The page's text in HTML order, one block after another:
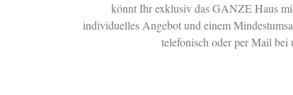
könnt Ihr exklusiv das GANZE Haus
individuelles Angebot und einem
telefonisch oder per Mail bei